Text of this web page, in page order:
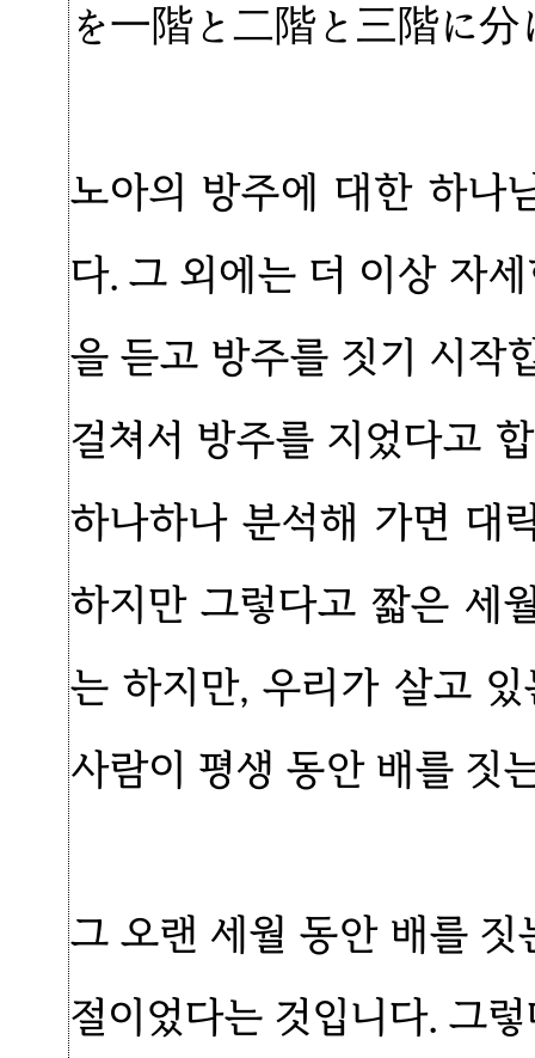
を一階と二階と三階に分
노아의 방주에 대한 하나
다. 그 외에는 더 이상 자
을 듣고 방주를 짓기 시작
걸쳐서 방주를 지었다고
하나하나 분석해 가면 대
하지만 그렇다고 짧은 세
는 하지만, 우리가 살고
사람이 평생 동안 배를 짓
그 오랜 세월 동안 배를
절이었다는 것입니다. 그